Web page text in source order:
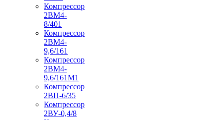
Компрессор
2ВМ4-
8/401
Компрессор
2ВМ4-
9,6/161
Компрессор
2ВМ4-
9,6/161М1
Компрессор
2ВП-6/35
Компрессор
2ВУ-0,4/8